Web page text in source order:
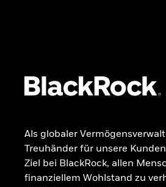
Als globaler
Treuhänder für unsere
Ziel bei BlackRock, allen
finanziellem Wohlstand zu